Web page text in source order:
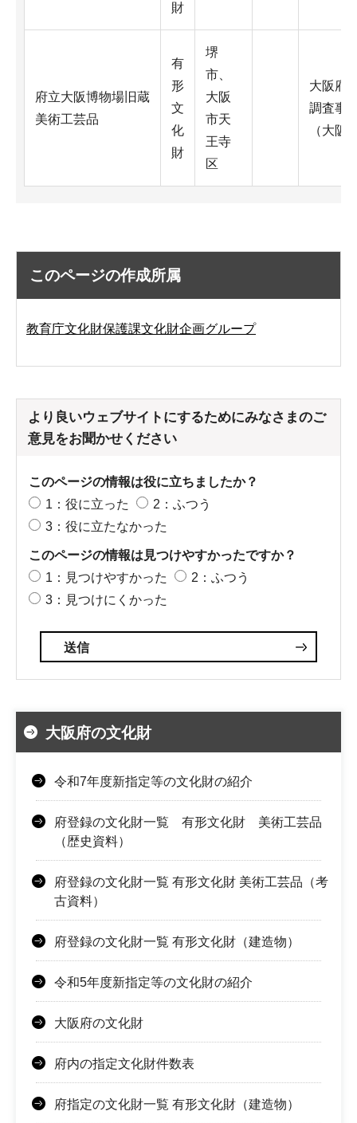
財
府立大阪博物場旧蔵
美術工芸品
有
形
文
化
財
堺
市、
大阪
市天
王寺
区
大阪府
調査事
（大阪
このページの作成所属
教育庁文化財保護課文化財企画グループ
より良いウェブサイトにするためにみなさまのご
意見をお聞かせください
このページの情報は役に立ちましたか？
1：役に立った
2：ふつう
3：役に立たなかった
このページの情報は見つけやすかったですか？
1：見つけやすかった
2：ふつう
3：見つけにくかった
大阪府の文化財
令和7年度新指定等の文化財の紹介
府登録の文化財一覧 有形文化財 美術工芸品
（歴史資料）
府登録の文化財一覧 有形文化財 美術工芸品（考
古資料）
府登録の文化財一覧 有形文化財（建造物）
令和5年度新指定等の文化財の紹介
大阪府の文化財
府内の指定文化財件数表
府指定の文化財一覧 有形文化財（建造物）